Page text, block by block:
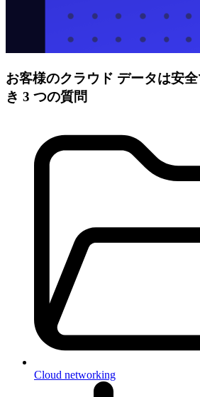
お客様のクラウド データは安
き 3 つの質問
Cloud networking